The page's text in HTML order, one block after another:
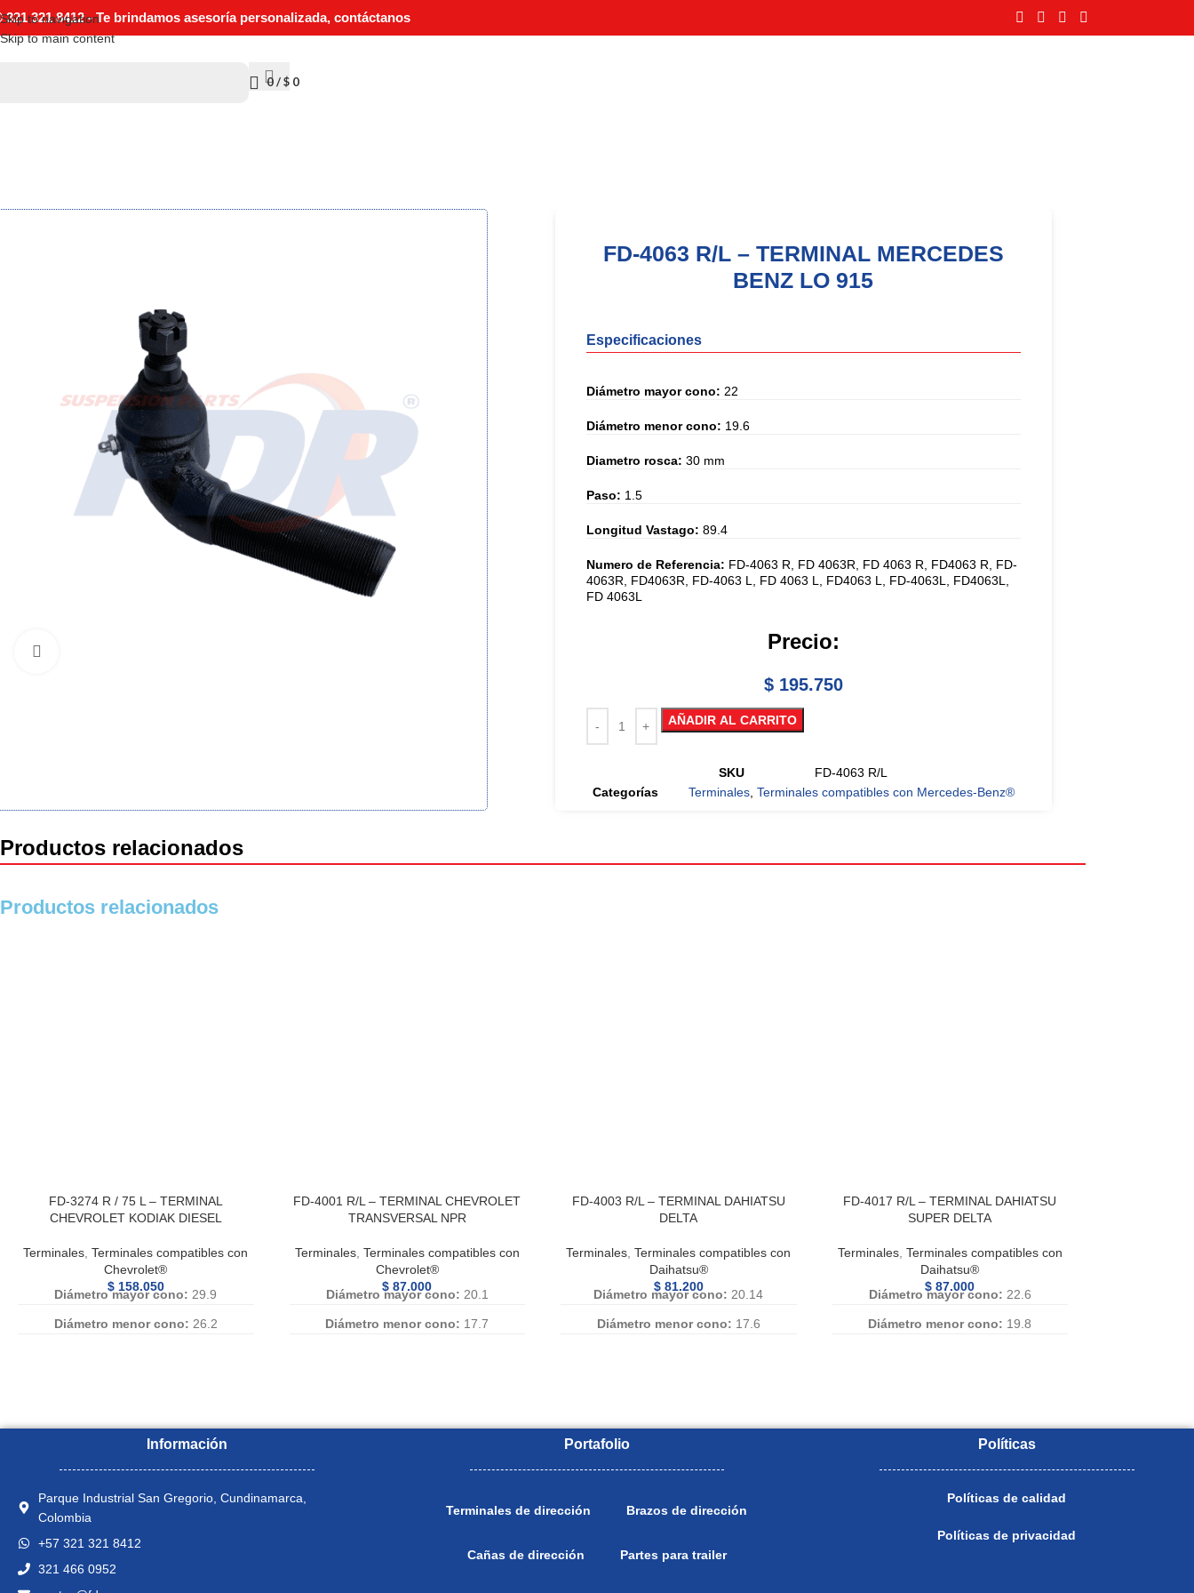
Skip to navigation
Skip to main content
321 321 8412 - Te brindamos asesoría personalizada, contáctanos
0/$ 0
FD-4063 R/L – TERMINAL MERCEDES
BENZ LO 915
Especificaciones
Diámetro mayor cono: 22
Diámetro menor cono: 19.6
Diametro rosca: 30 mm
Paso: 1.5
Longitud Vastago: 89.4
Numero de Referencia: FD-4063 R, FD 4063R, FD 4063 R, FD4063 R, FD-
4063R, FD4063R, FD-4063 L, FD 4063 L, FD4063 L, FD-4063L, FD4063L,
FD 4063L
Precio:
$195.750
AÑADIR AL CARRITO
SKU
FD-4063 R/L
Categorías
Terminales, Terminales compatibles con Mercedes-Benz®
Productos relacionados
Productos relacionados
FD-3274 R / 75 L – TERMINAL
CHEVROLET KODIAK DIESEL
Terminales ,Terminales compatibles con
Chevrolet®
$158.050
Diámetro mayor cono: 29.9
Diámetro menor cono: 26.2
Numero de Referencia:FD-3274 R, FD
L, FD3275 L, FD-3275L, FD3275L, FD
FD-4001 R/L – TERMINAL CHEVROLET
TRANSVERSAL NPR
Terminales, Terminales compatibles con
Chevrolet®
$ 87.000
Diámetro mayor cono: 20.1
Diámetro menor cono: 17.7
L, FD4001 L, FD-4001L, FD4001L, FD
FD-4003 R/L – TERMINAL DAHIATSU
DELTA
Terminales ,Terminales compatibles con
Daihatsu®
$81.200
Diámetro mayor cono: 20.14
Diámetro menor cono: 17.6
Numero de Referencia:
4003L
FD-4017 R/L – TERMINAL DAHIATSU
SUPER DELTA
Terminales, Terminales compatibles con
Daihatsu®
$ 87.000
Diámetro mayor cono: 22.6
Diámetro menor cono: 19.8
FD-4017 R, FD
L, FD4017 L, FD-4017L, FD4017L, FD
Información
Parque Industrial San Gregorio, Cundinamarca,
Colombia
+57 321 321 8412
321 466 0952
Portafolio
Terminales de dirección Brazos de dirección
Cañas de dirección Partes para trailer
Políticas
Políticas de calidad
Políticas de privacidad